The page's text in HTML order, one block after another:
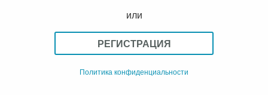
или
РЕГИСТРАЦИЯ
Политика конфиденциальности